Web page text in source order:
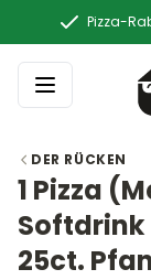
Pizza-
DER RÜCKEN
1 Pizza
Softdrink
25ct.